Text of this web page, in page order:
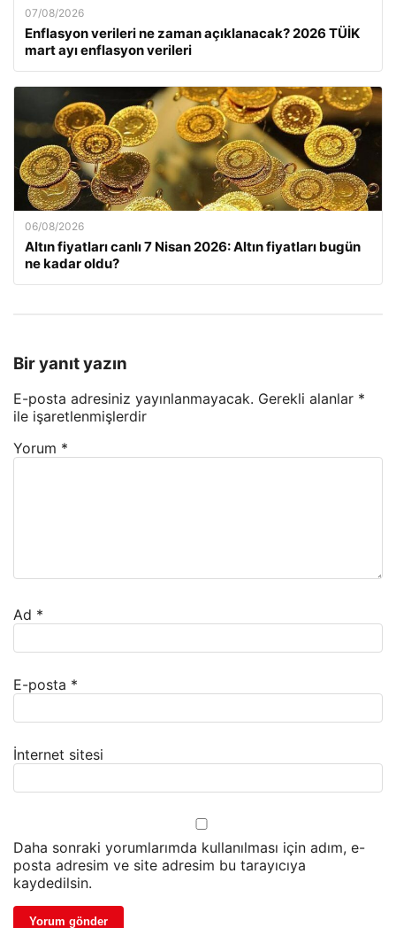
07/08/2026
Enflasyon verileri ne zaman açıklanacak? 2026 TÜİK
mart ayı enflasyon verileri
06/08/2026
Altın fiyatları canlı 7 Nisan 2026: Altın fiyatları bugün
ne kadar oldu?
Bir yanıt yazın
E-posta adresiniz yayınlanmayacak. Gerekli alanlar *
ile işaretlenmişlerdir
Yorum *
Ad *
E-posta *
İnternet sitesi
Daha sonraki yorumlarımda kullanılması için adım, e-
posta adresim ve site adresim bu tarayıcıya
kaydedilsin.